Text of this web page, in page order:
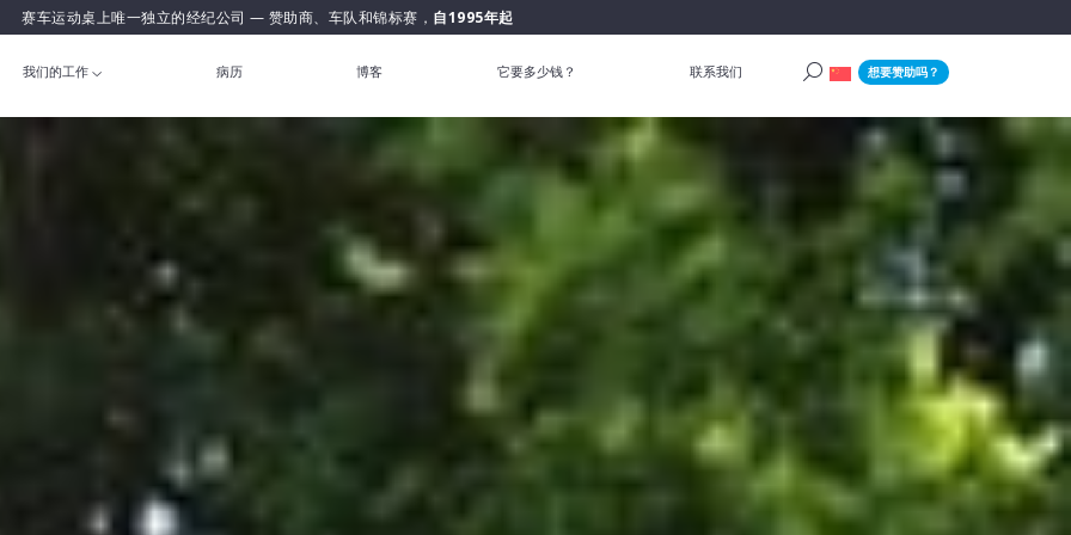
赛车运动桌上唯一独立的经纪公司 — 赞助商、车队和锦标赛， 自1995年起
我们的工作 病历 博客 它要多少钱？ 联系我们 想要赞助吗？